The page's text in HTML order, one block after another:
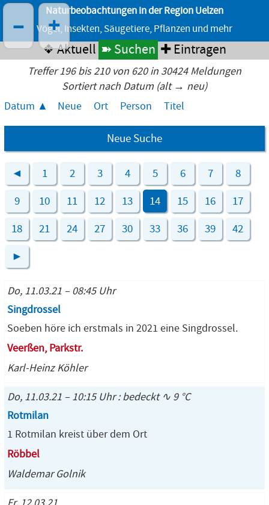
Naturbeobachtungen in der Region Uelzen
Vögel, Insekten, Säugetiere, Pflanzen und mehr
❖ Aktuell ➽ Suchen ✚ Eintragen
Treffer 196 bis 210 von 620 in 30424 Meldungen
Sortiert nach Datum (alt → neu)
Datum
Neue Ort Person Titel
Neue Suche
◄ 1 2 3 4 5 6 7 8
9 10 11 12 13 14 15 16 17
18 21 24 27 30 33 36 39 42
►
Do, 11.03.21 – 08:45 Uhr
Singdrossel
Soeben höre ich erstmals in 2021 eine Singdrossel.
Veerßen, Parkstr.
Karl-Heinz Köhler
Do, 11.03.21 – 10:15 Uhr : bedeckt ∿ 9 °C
Rotmilan
1 Rotmilan kreist über dem Ort
Röbbel
Waldemar Golnik
– +